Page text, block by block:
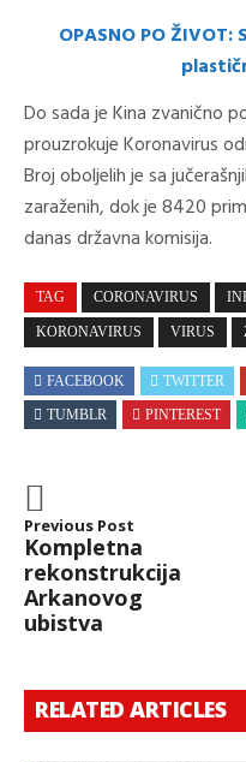
OPASNO PO
Do sada je Kina zvanično
prouzrokuje Koronavirus
Broj oboljelih je sa
zaraženih, dok je 8420
danas državna komisija.
TAG CORONAVIRUS
KORONAVIRUS VIRUS
FACEBOOK TWITTER
TUMBLR
PINTEREST
Previous Post
Kompletna
rekonstrukcija
Arkanovog
ubistva
RELATED ARTICLES